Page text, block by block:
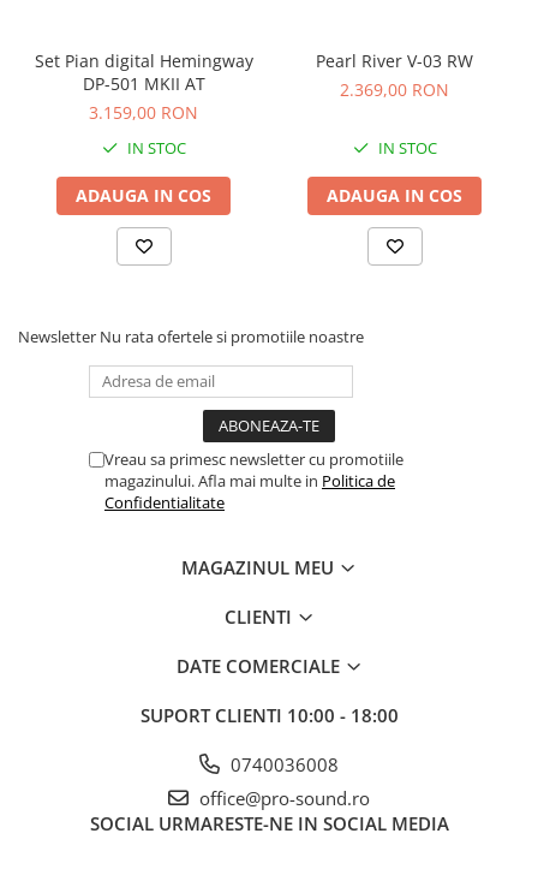
Set Pian digital Hemingway
DP-501 MKII AT
3.159,00 RON
IN STOC
ADAUGA IN COS
Pearl River V-03 RW
2.369,00 RON
IN STOC
ADAUGA IN COS
Newsletter Nu rata ofertele si promotiile noastre
Vreau sa primesc newsletter cu promotiile
magazinului. Afla mai multe in Politica de
Confidentialitate
MAGAZINUL MEU
CLIENTI
DATE COMERCIALE
SUPORT CLIENTI 10:00 - 18:00
0740036008
office@pro-sound.ro
SOCIAL URMARESTE-NE IN SOCIAL MEDIA